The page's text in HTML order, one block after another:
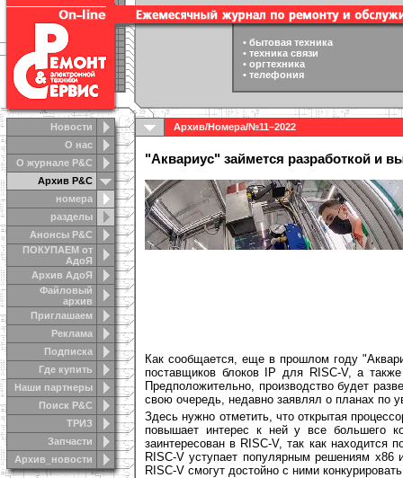
Новости
О нас
О журнале Р&С
Архив Р&С
номера
разделы
Анонсы Р&C
ПОКУПАЕМ от
АдоЯ
Архив АдоЯ
Файловый
архив
Приглашаем
Реклама
Подписка
Где купить
Наши партнеры
Поиск Р&С
ТРИЗ
Запчасти
Архив_новости
• бытовая техника
• техника связи
• оргтехника
• телефония
Архив/Номера/№11–2022
"Аквариус" займется разработкой и
Как сообщается, еще в прошлом году
поставщиков блоков IP для RISC-V, а
Предположительно, производство будет
свою очередь, недавно заявлял о планах по
Здесь нужно отметить, что открытая
повышает интерес к ней у все большего
заинтересован в RISC-V, так как находится
RISC-V уступает популярным решениям
RISC-V смогут достойно с ними